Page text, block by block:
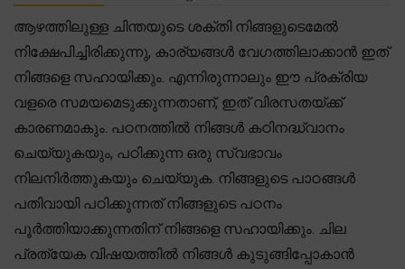
ആഴത്തിലുള്ള ചിന്തയുടെ ശക്തി നിങ്ങളുടെമേൽ
നിക്ഷേപിച്ചിരിക്കുന്നു, കാര്യങ്ങൾ വേഗത്തിലാക്കാൻ ഇത്
നിങ്ങളെ സഹായിക്കും. എന്നിരുന്നാലും ഈ പ്രക്രിയ
വളരെ സമയമെടുക്കുന്നതാണ്, ഇത് വിരസതയ്ക്ക്
കാരണമാകും. പഠനത്തിൽ നിങ്ങൾ കഠിനദ്ധ്വാനം
ചെയ്യുകയും, പഠിക്കുന്ന ഒരു സ്വഭാവം
നിലനിർത്തുകയും ചെയ്യുക. നിങ്ങളുടെ പാഠങ്ങൾ
പതിവായി പഠിക്കുന്നത് നിങ്ങളുടെ പഠനം
പൂർത്തിയാക്കുന്നതിന് നിങ്ങളെ സഹായിക്കും. ചില
പ്രത്യേക വിഷയത്തിൽ നിങ്ങൾ കുടുങ്ങിപ്പോകാൻ